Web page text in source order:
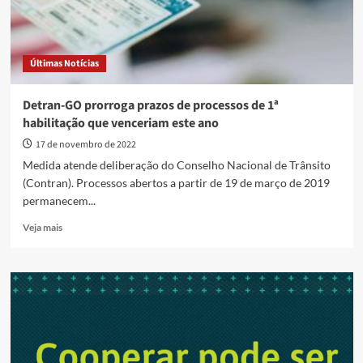
Últimas Notícias
Detran-GO prorroga prazos de processos de 1ª
habilitação que venceriam este ano
17 de novembro de 2022
Medida atende deliberação do Conselho Nacional de Trânsito
(Contran). Processos abertos a partir de 19 de março de 2019
permanecem...
Veja maisRead
Detran-
GO
processos